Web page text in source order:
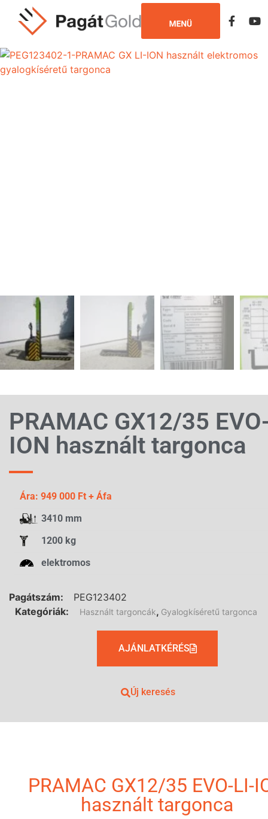
PRAMAC GX12/35
ION használt targonca
Ára: 949 000 Ft + Áfa
3410 mm
1200 kg
elektromos
Pagátszám:
PEG123402
Kategóriák:
Használt targoncák, Gyalogkíséretű targonca
AJÁNLATKÉRÉS
Új keresés
PRAMAC GX12/35 EVO-LI-
használt targonca